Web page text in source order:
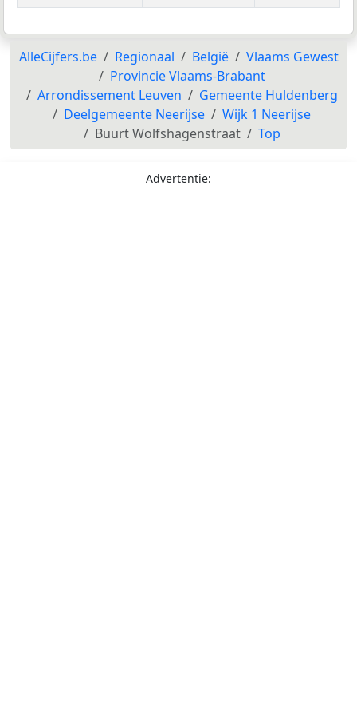
AlleCijfers.be Regionaal België
Vlaams Gewest
Provincie Vlaams-Brabant
Arrondissement Leuven
Gemeente Huldenberg
Deelgemeente Neerijse
Wijk 1 Neerijse
Buurt Wolfshagenstraat
Top
Advertentie: